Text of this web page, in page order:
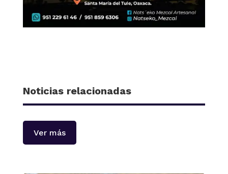
Noticias relacionadas
Ver más